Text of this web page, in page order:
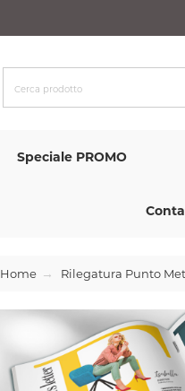
Speciale PROMO
Home Rilegatura Punto